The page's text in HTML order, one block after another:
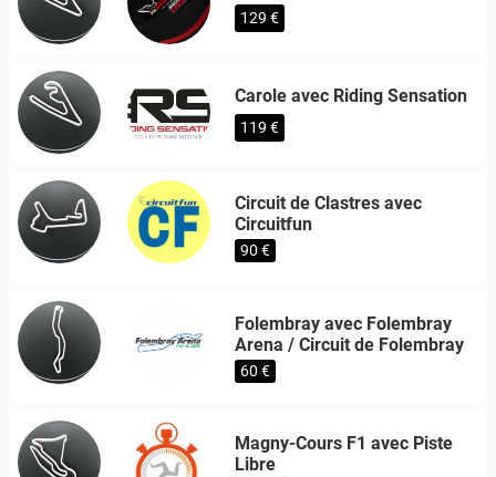
129 €
Carole avec Riding Sensation
119 €
Circuit de Clastres avec
Circuitfun
90 €
Folembray avec Folembray
Arena / Circuit de Folembray
60 €
Magny-Cours F1 avec Piste
Libre